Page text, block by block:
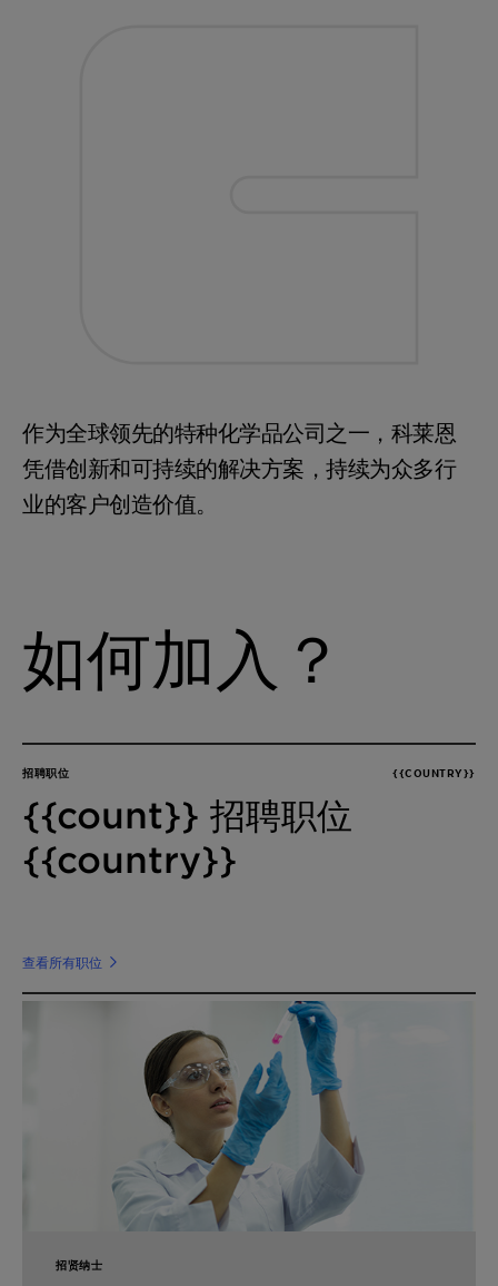
作为全球领先的特种化学品公司之一，科莱恩
凭借创新和可持续的解决方案，持续为众多行
业的客户创造价值。
如何加入？
招聘职位 {{COUNTRY}}
{{count}} 招聘职位
{{country}}
查看所有职位
招贤纳士